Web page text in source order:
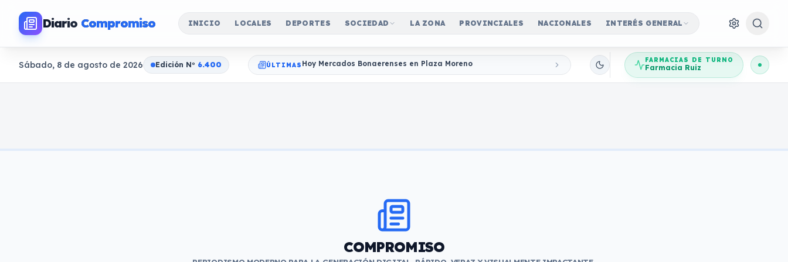
Diario Compromiso INICIO LOCALES DEPORTES SOCIEDAD LA ZONA PROVINCIALES NACIONALES INTERÉS GENERAL
Sábado, 8 de agosto de 2026 Edición No 6.400 ÚLTIMAS Hoy Mercados Bonaerenses en Plaza Moreno FARMACIAS DE TURNO
Farmacia Ruiz
COMPROMISO